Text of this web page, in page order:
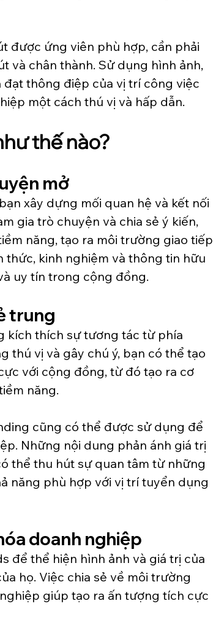
được ứng viên phù hợp, cần phải
và chân thành. Sử dụng hình ảnh,
thông điệp của vị trí công việc
một cách thú vị và hấp dẫn.
thế nào?
mở
xây dựng mối quan hệ và kết nối
gia trò chuyện và chia sẻ ý kiến,
năng, tạo ra môi trường giao tiếp
thức, kinh nghiệm và thông tin hữu
uy tín trong cộng đồng.
trung
kích thích sự tương tác từ phía
thú vị và gây chú ý, bạn có thể tạo
với cộng đồng, từ đó tạo ra cơ
năng.
cũng có thể được sử dụng để
Những nội dung phản ánh giá trị
thể thu hút sự quan tâm từ những
năng phù hợp với vị trí tuyển dụng
doanh nghiệp
để thể hiện hình ảnh và giá trị của
họ. Việc chia sẻ về môi trường
giúp tạo ra ấn tượng tích cực